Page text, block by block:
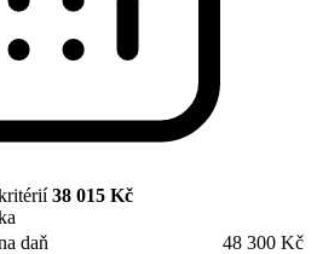
38 015 Kč
daň
48 300 Kč